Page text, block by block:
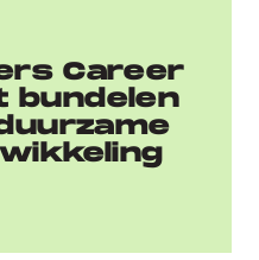
Career
bundelen
je gegevens.